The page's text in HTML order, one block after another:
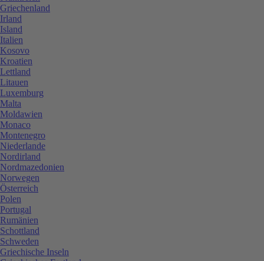
Griechenland
Irland
Island
Italien
Kosovo
Kroatien
Lettland
Litauen
Luxemburg
Malta
Moldawien
Monaco
Montenegro
Niederlande
Nordirland
Nordmazedonien
Norwegen
Österreich
Polen
Portugal
Rumänien
Schottland
Schweden
Griechische Inseln